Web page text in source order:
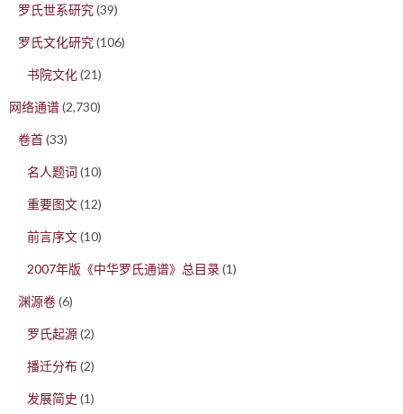
罗氏世系研究(39)
罗氏文化研究(106)
书院文化(21)
网络通谱(2,730)
卷首(33)
名人题词 (10)
重要图文(12)
前言序文(10)
2007年版《中华罗氏通谱》总目录(1)
渊源卷(6)
罗氏起源(2)
播迁分布(2)
发展简史 (1)